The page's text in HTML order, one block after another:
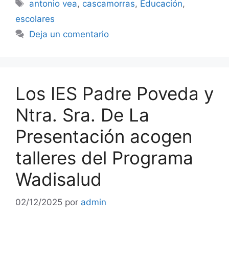
antonio vea, cascamorras, Educación,
escolares
Deja un comentario
Los IES Padre Poveda y
Ntra. Sra. De La
Presentación acogen
talleres del Programa
Wadisalud
02/12/2025 por admin